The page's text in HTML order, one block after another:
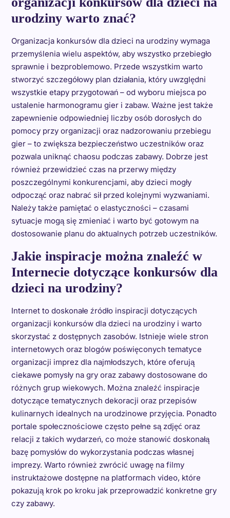
urodziny warto znać?
Organizacja konkursów dla dzieci na urodziny wymaga
przemyślenia wielu aspektów, aby wszystko przebiegło
sprawnie i bezproblemowo. Przede wszystkim warto
stworzyć szczegółowy plan działania, który uwzględni
wszystkie etapy przygotowań – od wyboru miejsca po
ustalenie harmonogramu gier i zabaw. Ważne jest także
zapewnienie odpowiedniej liczby osób dorosłych do
pomocy przy organizacji oraz nadzorowaniu przebiegu
gier – to zwiększa bezpieczeństwo uczestników oraz
pozwala uniknąć chaosu podczas zabawy. Dobrze jest
również przewidzieć czas na przerwy między
poszczególnymi konkurencjami, aby dzieci mogły
odpocząć oraz nabrać sił przed kolejnymi wyzwaniami.
Należy także pamiętać o elastyczności – czasami
sytuacje mogą się zmieniać i warto być gotowym na
dostosowanie planu do aktualnych potrzeb uczestników.
Jakie inspiracje można znaleźć w
Internecie dotyczące konkursów dla
dzieci na urodziny?
Internet to doskonałe źródło inspiracji dotyczących
organizacji konkursów dla dzieci na urodziny i warto
skorzystać z dostępnych zasobów. Istnieje wiele stron
internetowych oraz blogów poświęconych tematyce
organizacji imprez dla najmłodszych, które oferują
ciekawe pomysły na gry oraz zabawy dostosowane do
różnych grup wiekowych. Można znaleźć inspiracje
dotyczące tematycznych dekoracji oraz przepisów
kulinarnych idealnych na urodzinowe przyjęcia. Ponadto
portale społecznościowe często pełne są zdjęć oraz
relacji z takich wydarzeń, co może stanowić doskonałą
bazę pomysłów do wykorzystania podczas własnej
imprezy. Warto również zwrócić uwagę na filmy
instruktażowe dostępne na platformach video, które
pokazują krok po kroku jak przeprowadzić konkretne gry
czy zabawy.